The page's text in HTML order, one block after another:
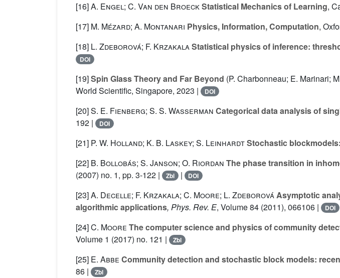
[16]A. Engel; C. Van den BroeckStatistical Mechanics of Learning,
[17] M. Mézard; A. Montanari Physics, Information, Computation,
[18] L. Zdeborová; F. KrzakalaStatistical physics of inference:
DOI
[19]Spin Glass Theory and Far Beyond (P. Charbonneau; E. Marinari;
World Scientific, Singapore, 2023 |
DOI
[20]S. E. Fienberg; S. S. Wasserman Categorical data analysis of
192 |
DOI
[21] P. W. Holland; K. B. Laskey; S. LeinhardtStochastic
[22] B. Bollobás; S. Janson; O. Riordan The phase transition in
(2007) no. 1, pp. 3-122 |
Zbl | DOI
[23]A. Decelle; F. Krzakala; C. Moore; L. ZdeborováAsymptotic
algorithmic applications, Phys. Rev. E, Volume 84 (2011), 066106 | DOI
[24]C. Moore The computer science and physics of community
Volume 1 (2017) no. 121 | Zbl
[25] E. Abbe Community detection and stochastic block models:
86 |
Zbl